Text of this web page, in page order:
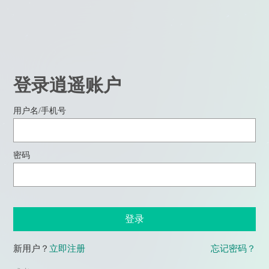
登录逍遥账户
用户名/手机号
密码
登录
新用户？ 立即注册 忘记密码？